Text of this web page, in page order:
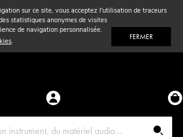
sur ce site, vous acceptez l'utilisation de traceurs
statistiques anonymes de visites
de navigation personnalisée.
. FERMER